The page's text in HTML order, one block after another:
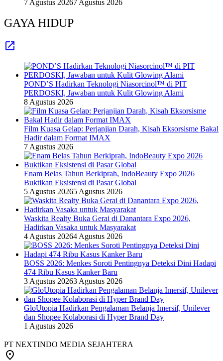
7 Agustus 20267 Agustus 2026
GAYA HIDUP
POND’S Hadirkan Teknologi Niasorcinol™ di PIT
PERDOSKI, Jawaban untuk Kulit Glowing Alami
8 Agustus 2026
Film Kuasa Gelap: Perjanjian Darah, Kisah Eksorsisme Bakal
Hadir dalam Format IMAX
7 Agustus 2026
Enam Belas Tahun Berkiprah, IndoBeauty Expo 2026
Buktikan Eksistensi di Pasar Global
5 Agustus 20265 Agustus 2026
Waskita Realty Buka Gerai di Danantara Expo 2026,
Hadirkan Vasaka untuk Masyarakat
4 Agustus 20264 Agustus 2026
BOSS 2026: Menkes Soroti Pentingnya Deteksi Dini Hadapi
474 Ribu Kasus Kanker Baru
3 Agustus 20263 Agustus 2026
GloUtopia Hadirkan Pengalaman Belanja Imersif, Unilever
dan Shopee Kolaborasi di Hyper Brand Day
1 Agustus 2026
PT NEXTINDO MEDIA SEJAHTERA